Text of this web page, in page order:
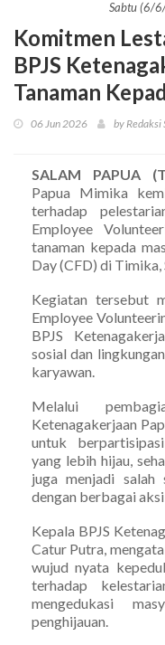
Sabtu (6/
Komitmen
BPJS
Tanaman
06 Jun 2026 by Redaksi
SALAM PAPUA
Papua Mimika
terhadap
Employee
tanaman kepada
Day (CFD) di
Kegiatan tersebut
Employee
BPJS
sosial dan
karyawan.
Melalui
Ketenagakerjaan
untuk
yang lebih hijau,
juga menjadi salah
dengan berbagai
Kepala BPJS
Catur Putra,
wujud nyata
terhadap
mengedukasi
penghijauan.